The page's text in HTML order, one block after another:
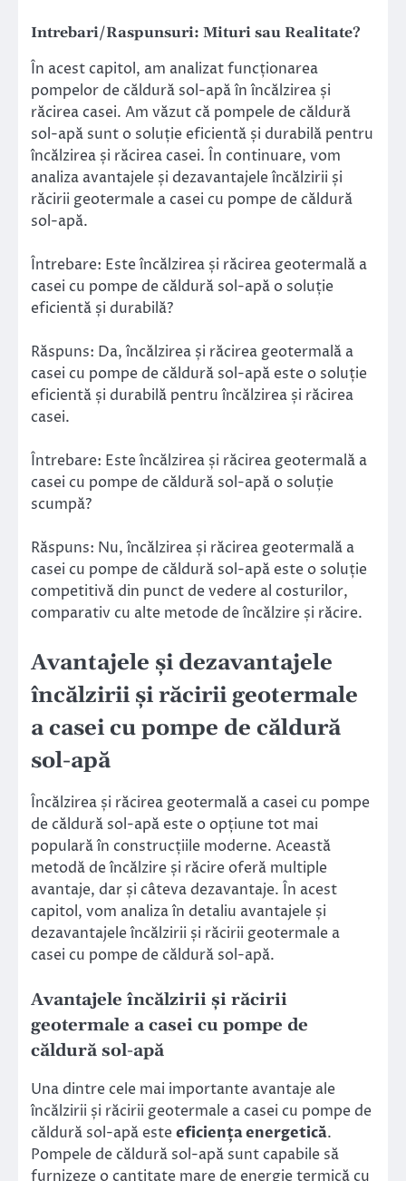
Intrebari/Raspunsuri: Mituri sau Realitate?
În acest capitol, am analizat funcționarea
pompelor de căldură sol-apă în încălzirea și
răcirea casei. Am văzut că pompele de căldură
sol-apă sunt o soluție eficientă și durabilă pentru
încălzirea și răcirea casei. În continuare, vom
analiza avantajele și dezavantajele încălzirii și
răcirii geotermale a casei cu pompe de căldură
sol-apă.
Întrebare: Este încălzirea și răcirea geotermală a
casei cu pompe de căldură sol-apă o soluție
eficientă și durabilă?
Răspuns: Da, încălzirea și răcirea geotermală a
casei cu pompe de căldură sol-apă este o soluție
eficientă și durabilă pentru încălzirea și răcirea
casei.
Întrebare: Este încălzirea și răcirea geotermală a
casei cu pompe de căldură sol-apă o soluție
scumpă?
Răspuns: Nu, încălzirea și răcirea geotermală a
casei cu pompe de căldură sol-apă este o soluție
competitivă din punct de vedere al costurilor,
comparativ cu alte metode de încălzire și răcire.
Avantajele și dezavantajele
încălzirii și răcirii geotermale
a casei cu pompe de căldură
sol-apă
Încălzirea și răcirea geotermală a casei cu pompe
de căldură sol-apă este o opțiune tot mai
populară în construcțiile moderne. Această
metodă de încălzire și răcire oferă multiple
avantaje, dar și câteva dezavantaje. În acest
capitol, vom analiza în detaliu avantajele și
dezavantajele încălzirii și răcirii geotermale a
casei cu pompe de căldură sol-apă.
Avantajele încălzirii și răcirii
geotermale a casei cu pompe de
căldură sol-apă
Una dintre cele mai importante avantaje ale
încălzirii și răcirii geotermale a casei cu pompe de
căldură sol-apă esteeficiența energetică.
Pompele de căldură sol-apă sunt capabile să
furnizeze o cantitate mare de energie termică cu